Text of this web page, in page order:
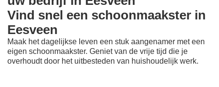
Vind snel een schoonmaakster in
Eesveen
Maak het dagelijkse leven een stuk aangenamer met een
eigen schoonmaakster. Geniet van de vrije tijd die je
overhoudt door het uitbesteden van huishoudelijk werk.